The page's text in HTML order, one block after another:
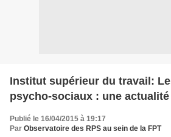
Institut supérieur du travail:
psycho-sociaux : une
Publié le 16/04/2015 à 19:17
Par Observatoire des RPS au sein de la FPT